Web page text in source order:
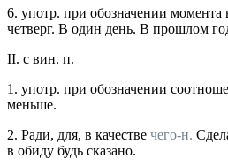
6. употр. при обозначении момента
четверг. В один день. В прошлом
II. с вин. п.
1. употр. при обозначении
меньше.
2. Ради, для, в качестве чего-н.
в обиду будь сказано.